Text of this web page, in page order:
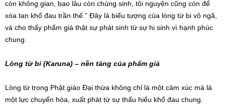
còn không gian, bao lâu còn chúng sinh, tôi nguyện cũng còn để
xóa tan khổ đau trần thế.” Đây là biểu tượng của lòng từ bi vô ngã,
và cho thấy phẩm giá thật sự phát sinh từ sự hi sinh vì hạnh phúc
chung.
Lòng từ bi (Karuna) – nền tảng của phẩm giá
Lòng từ trong Phật giáo Đại thừa không chỉ là một cảm xúc mà là
một lực chuyển hóa, xuất phát từ sự thấu hiểu khổ đau chung.